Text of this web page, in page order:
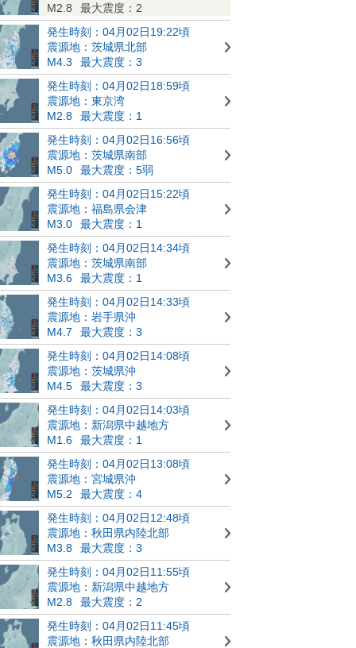
M2.8
最大震度：2
発生時刻：04月02日19:22頃
震源地：茨城県北部
M4.3
最大震度：3
発生時刻：04月02日18:59頃
震源地：東京湾
M2.8
最大震度：1
発生時刻：04月02日16:56頃
震源地：茨城県南部
M5.0
最大震度：5弱
発生時刻：04月02日15:22頃
震源地：福島県会津
M3.0
最大震度：1
発生時刻：04月02日14:34頃
震源地：茨城県南部
M3.6
最大震度：1
発生時刻：04月02日14:33頃
震源地：岩手県沖
M4.7
最大震度：3
発生時刻：04月02日14:08頃
震源地：茨城県沖
M4.5
最大震度：3
発生時刻：04月02日14:03頃
震源地：新潟県中越地方
M1.6
最大震度：1
発生時刻：04月02日13:08頃
震源地：宮城県沖
M5.2
最大震度：4
発生時刻：04月02日12:48頃
震源地：秋田県内陸北部
M3.8
最大震度：3
発生時刻：04月02日11:55頃
震源地：新潟県中越地方
M2.8
最大震度：2
発生時刻：04月02日11:45頃
震源地：秋田県内陸北部